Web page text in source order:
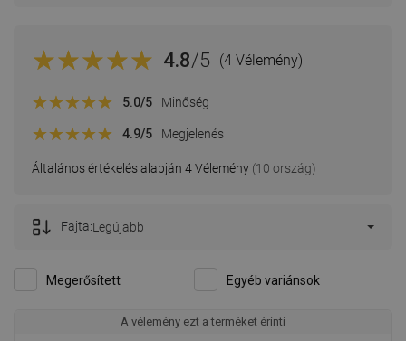
4.8/5 (4 Vélemény)
Általános értékelés alapján 4 Vélemény (10 ország)
5.0/5 Minőség
4.9/5 Megjelenés
Megerősített Egyéb variánsok
Fajta:Legújabb
A vélemény ezt a terméket érinti